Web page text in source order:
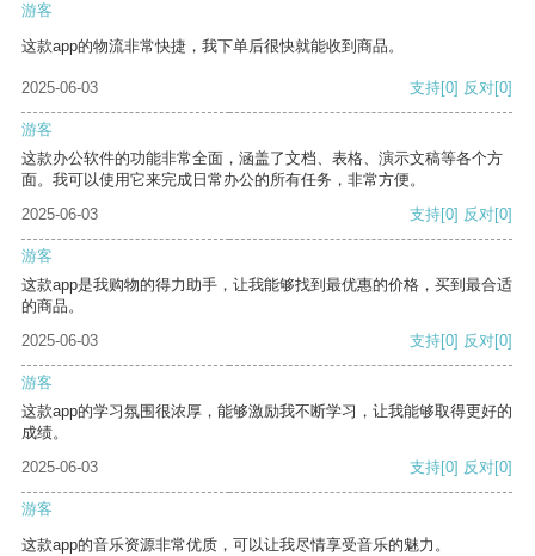
游客
这款app的物流非常快捷，我下单后很快就能收到商品。
2025-06-03 支持[0] 反对[0]
游客
这款办公软件的功能非常全面，涵盖了文档、表格、演示文稿等各个方
面。我可以使用它来完成日常办公的所有任务，非常方便。
2025-06-03
支持[0] 反对[0]
游客
这款app是我购物的得力助手，让我能够找到最优惠的价格，买到最合适
的商品。
2025-06-03
支持[0] 反对[0]
游客
这款app的学习氛围很浓厚，能够激励我不断学习，让我能够取得更好的
成绩。
2025-06-03
支持[0] 反对[0]
游客
这款app的音乐资源非常优质，可以让我尽情享受音乐的魅力。